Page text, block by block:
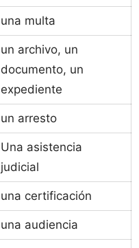
una multa
un archivo, un
documento, un
expediente
un arresto
Una asistencia
judicial
una certificación
una audiencia